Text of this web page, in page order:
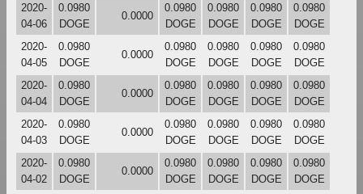
2020-
04-06
0.0980
DOGE
0.0000
0.0980
DOGE
0.0980
DOGE
0.0980
DOGE
0.0980
DOGE
2020-
04-05
0.0980
DOGE
0.0000
0.0980
DOGE
0.0980
DOGE
0.0980
DOGE
0.0980
DOGE
2020-
04-04
0.0980
DOGE
0.0000
0.0980
DOGE
0.0980
DOGE
0.0980
DOGE
0.0980
DOGE
2020-
04-03
0.0980
DOGE
0.0000
0.0980
DOGE
0.0980
DOGE
0.0980
DOGE
0.0980
DOGE
2020-
04-02
0.0980
DOGE
0.0000
0.0980
DOGE
0.0980
DOGE
0.0980
DOGE
0.0980
DOGE